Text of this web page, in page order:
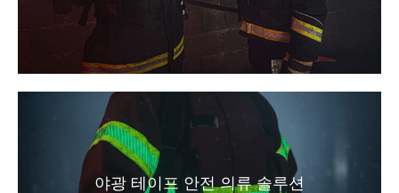
야광 테이프 안전 의류 솔루션